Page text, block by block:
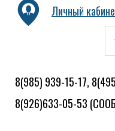
Личный
8(985) 939-15-17,
8(926)633-05-53